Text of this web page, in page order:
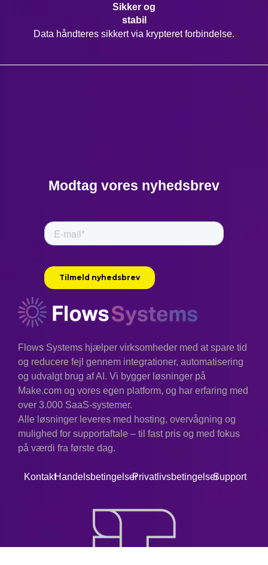
Sikker og
stabil
Data håndteres sikkert via krypteret forbindelse.
Modtag vores nyhedsbrev
Flows Systems hjælper virksomheder med at spare tid
og reducere fejl gennem integrationer, automatisering
og udvalgt brug af AI. Vi bygger løsninger på
Make.com og vores egen platform, og har erfaring med
over 3.000 SaaS-systemer.
Alle løsninger leveres med hosting, overvågning og
mulighed for supportaftale – til fast pris og med fokus
på værdi fra første dag.
KontaktHandelsbetingelserPrivatlivsbetingelserSupport